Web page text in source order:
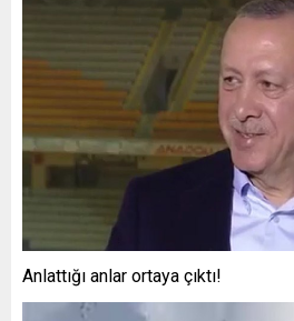
Anlattığı anlar ortaya çıktı!